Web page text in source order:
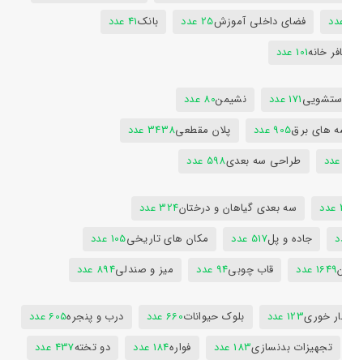
فضای داخلی آموزش25 عدد بانک41 عدد
خانه101 عدد
171 عدد نشیمن80 عدد
های برق905 عدد پلان مقطعی3438 عدد
طراحی سه بعدی598 عدد
سه بعدی گیاهان و درختان324 عدد
جاده و پل517 عدد مکان های تاریخی105 عدد
1649 عدد قاب چوبی94 عدد میز و صندلی894 عدد
خوری123 عدد بلوک حیوانات660 عدد درب و پنجره605 عدد
تجهیزات بدنسازی183 عدد فواره184 عدد دو تخته437 عدد